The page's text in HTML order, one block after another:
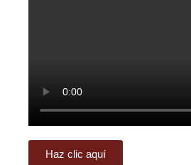
Haz clic aquí